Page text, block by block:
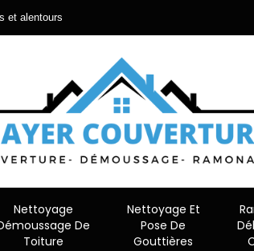
et alentours
Nettoyage
De
Toiture
Nettoyage Et
Pose De
Gouttières